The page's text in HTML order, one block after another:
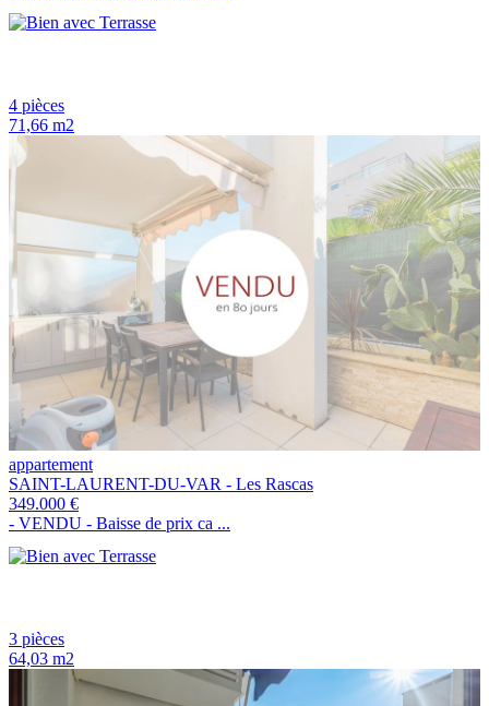
4 pièces
71,66 m2
appartement
SAINT-LAURENT-DU-VAR - Les Rascas
349.000 €
- VENDU - Baisse de prix ca ...
3 pièces
64,03 m2